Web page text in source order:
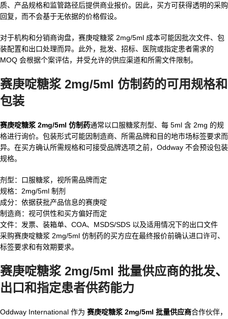
质、产品规格和监管路径后提供商业报价。因此，买方可获得透明的采购
回复，而不会基于无依据的价格假设。
对于机构和分销商询盘，赛庚啶糖浆 2mg/5ml 成本可能因批次文件、包
装配置和出口处理而异。此外，批发、招标、医院或指定患者需求的
MOQ 会根据个案评估，并受允许的供应渠道和所需文件限制。
赛庚啶糖浆 2mg/5ml 仿制药的可用规格和
包装
赛庚啶糖浆 2mg/5ml 仿制药通常以口服糖浆剂型、每 5ml 含 2mg 的规
格进行询价。包装形式可能因制造商、所需品牌和目的地市场标签要求而
异。在买方确认所需规格和可接受品牌选项之前，Oddway 不会预设包装
规格。
剂型：口服糖浆，视所需品牌而定
规格：2mg/5ml 制剂
成分：依据获批产品信息的赛庚啶
制造商：视可供性和买方偏好而定
文件：发票、装箱单、COA、MSDS/SDS 以及适用情况下的出口文件
采购赛庚啶糖浆 2mg/5ml 仿制药的买方应在最终报价前确认进口许可、
标签要求和有效期要求。
赛庚啶糖浆 2mg/5ml 批量供应商的批发、
出口和指定患者供药能力
Oddway International 作为 赛庚啶糖浆 2mg/5ml 批量供应商合作伙伴，